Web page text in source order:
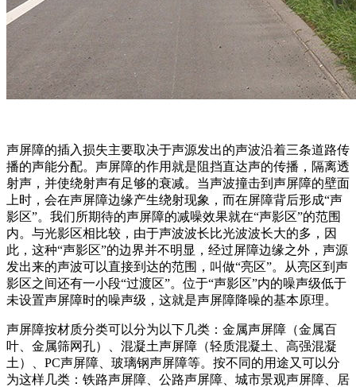
声屏障的插入损失主要取决于声源发出的声波沿着三条道路传
播的声能分配。声屏障的作用就是阻挡直达声的传播，隔离透
射声，并使绕射声有足够的衰减。当声波撞击到声屏障的壁面
上时，会在声屏障边缘产生绕射现象，而在屏障背后形成“声
影区”。我们所期待的声屏障的减噪效果就在“声影区”的范围
内。与光影区相比较，由于声波波长比光波波长大的多，因
此，这种“声影区”的边界并不明显，经过屏障边缘之外，声源
发出来的声波可以直接到达的范围，叫做“亮区”。从亮区到声
影区之间还有一小段“过渡区”。位于“声影区”内的噪声级低于
未设置声屏障时的噪声级，这就是声屏障降噪的基本原理。
声屏障按材质分类可以分为以下几类：金属声屏障（金属百
叶、金属筛网孔）、混凝土声屏障（轻质混凝土、高强混凝
土）、PC声屏障、玻璃钢声屏障等。按不同的用途又可以分
为这样几类：铁路声屏障、公路声屏障、城市景观声屏障、居